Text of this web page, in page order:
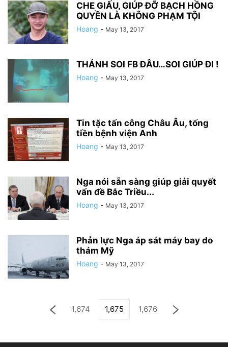
CHE GIẤU, GIÚP ĐỠ BẠCH HỒNG
QUYỀN LÀ KHÔNG PHẠM TỘI
Hoang - May 13, 2017
THÁNH SOI FB ĐÂU…SOI GIÚP ĐI !
Hoang - May 13, 2017
Tin tặc tấn công Châu Âu, tống
tiền bệnh viện Anh
Hoang - May 13, 2017
Nga nói sẵn sàng giúp giải quyết
vấn đề Bắc Triều...
Hoang - May 13, 2017
Phản lực Nga áp sát máy bay do
thám Mỹ
Hoang - May 13, 2017
1,674 1,675 1,676